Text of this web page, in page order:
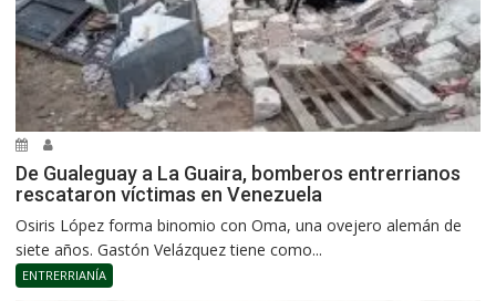
De Gualeguay a La Guaira, bomberos entrerrianos
rescataron víctimas en Venezuela
Osiris López forma binomio con Oma, una ovejero alemán de
siete años. Gastón Velázquez tiene como...
ENTRERRIANÍA